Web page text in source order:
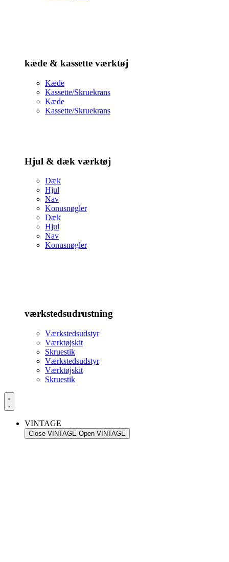
kæde & kassette værktøj
Kæde
Kassette/Skruekrans
Kæde
Kassette/Skruekrans
Hjul & dæk værktøj
Dæk
Hjul
Nav
Konusnøgler
Dæk
Hjul
Nav
Konusnøgler
værkstedsudrustning
Værkstedsudstyr
Værktøjskit
Skruestik
Værkstedsudstyr
Værktøjskit
Skruestik
VINTAGE
Close VINTAGE Open VINTAGE